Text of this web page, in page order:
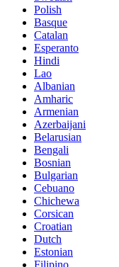
Polish
Basque
Catalan
Esperanto
Hindi
Lao
Albanian
Amharic
Armenian
Azerbaijani
Belarusian
Bengali
Bosnian
Bulgarian
Cebuano
Chichewa
Corsican
Croatian
Dutch
Estonian